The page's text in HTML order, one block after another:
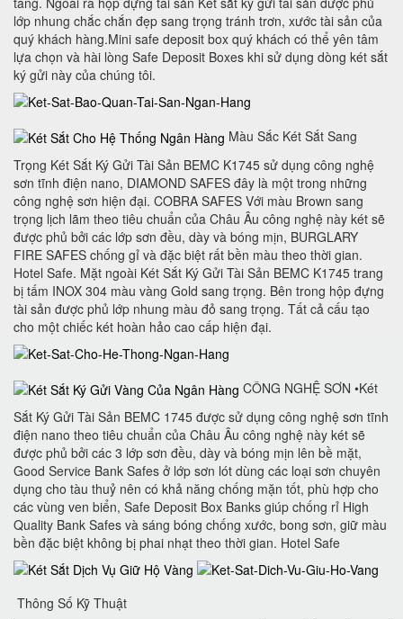
lớp nhung chắc chắn đẹp sang trọng tránh trơn, xước tài sản của
quý khách hàng.Mini safe deposit box quý khách có thể yên tâm
lựa chọn và hài lòng Safe Deposit Boxes khi sử dụng dòng két sắt
ký gửi này của chúng tôi.
Màu Sắc Két Sắt Sang
Trọng Két Sắt Ký Gửi Tài Sản BEMC K1745 sử dụng công nghệ
sơn tĩnh điện nano, DIAMOND SAFES đây là một trong những
công nghệ sơn hiện đại. COBRA SAFES Với màu Brown sang
trọng lịch lãm theo tiêu chuẩn của Châu Âu công nghệ này két sẽ
được phủ bởi các lớp sơn đều, dày và bóng mịn, BURGLARY
FIRE SAFES chống gỉ và đặc biệt rất bền màu theo thời gian.
Hotel Safe. Mặt ngoài Két Sắt Ký Gửi Tài Sản BEMC K1745 trang
bị tấm INOX 304 màu vàng Gold sang trọng. Bên trong hộp đựng
tài sản được phủ lớp nhung màu đỏ sang trọng. Tất cả cấu tạo
cho một chiếc két hoàn hảo cao cấp hiện đại.
CÔNG NGHỆ SƠN •Két
Sắt Ký Gửi Tài Sản BEMC 1745 được sử dụng công nghệ sơn tĩnh
điện nano theo tiêu chuẩn của Châu Âu công nghệ này két sẽ
được phủ bởi các 3 lớp sơn đều, dày và bóng mịn lên bề mặt,
Good Service Bank Safes ở lớp sơn lót dùng các loại sơn chuyên
dụng cho tàu thuỷ nên có khả năng chống mặn tốt, phù hợp cho
các vùng ven biển, Safe Deposit Box Banks‎ giúp chống rỉ High
Quality Bank Safes và sáng bóng chống xước, bong sơn, giữ màu
bền đặc biệt không bị phai nhạt theo thời gian. Hotel Safe
Thông Số Kỹ Thuật